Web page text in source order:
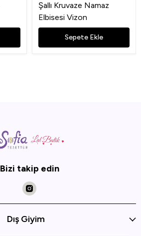
Şallı Kruvaze Namaz
Elbisesi Vizon
Sepete Ekle
Bizi takip edin
Dış Giyim